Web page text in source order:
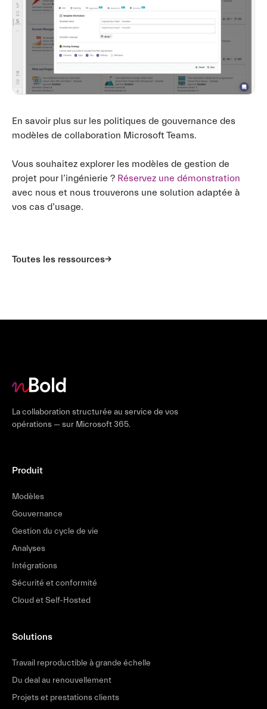
En savoir plus sur les politiques de gouvernance des
modèles de collaboration Microsoft Teams.
Vous souhaitez explorer les modèles de gestion de
projet pour l’ingénierie ? Réservez une démonstration
avec nous et nous trouverons une solution adaptée à
vos cas d’usage.
Toutes les ressources
La collaboration structurée au service de vos
opérations — sur Microsoft 365.
Produit
Modèles
Gouvernance
Gestion du cycle de vie
Analyses
Intégrations
Sécurité et conformité
Cloud et Self-Hosted
Solutions
Travail reproductible à grande échelle
Du deal au renouvellement
Projets et prestations clients